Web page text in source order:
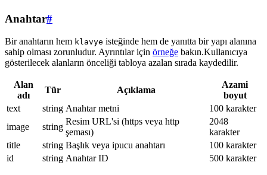
Anahtar#
Bir anahtarın hem klavye isteğinde hem de yanıtta bir yapı alanına
sahip olması zorunludur. Ayrıntılar için örneğe bakın.Kullanıcıya
gösterilecek alanların önceliği tabloya azalan sırada kaydedilir.
Alan
adı
Tür Açıklama
Azami
boyut
text
string Anahtar metni
100 karakter
image
string
Resim URL'si (https veya http
şeması)
2048
karakter
title
string Başlık veya ipucu anahtarı
100 karakter
id
string Anahtar ID 500 karakter